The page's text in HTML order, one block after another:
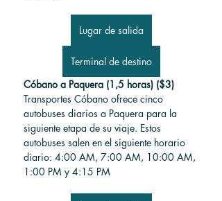
Lugar de salida
Terminal de destino
Cóbano a Paquera (1,5 horas) ($3)
Transportes Cóbano ofrece cinco
autobuses diarios a Paquera para la
siguiente etapa de su viaje. Estos
autobuses salen en el siguiente horario
diario: 4:00 AM, 7:00 AM, 10:00 AM,
1:00 PM y 4:15 PM